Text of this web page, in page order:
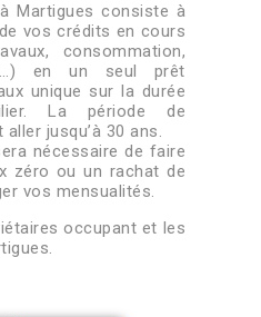
Martigues consiste à
vos crédits en cours
consommation,
en un seul prêt
unique sur la durée
La période de
jusqu’à 30 ans.
nécessaire de faire
zéro ou un rachat de
vos mensualités.
occupant et les